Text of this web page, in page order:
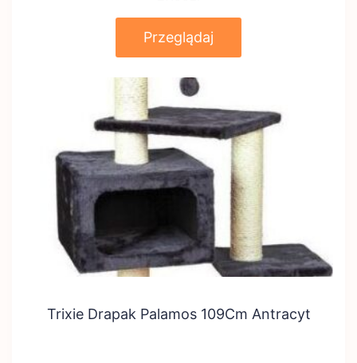
Przeglądaj
Trixie Drapak Palamos 109Cm Antracyt